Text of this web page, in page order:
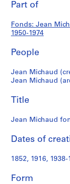
i
s
P
o
j
t
d
'
t
d
fonds
Part of
Fonds: Jean
1950-1974
People
Jean Michaud
Jean Michaud
Title
Jean Michaud
Dates of
1852, 1916,
Form